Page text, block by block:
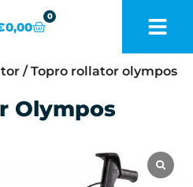
0,00
0
/ Topro rollator olympos
Olympos